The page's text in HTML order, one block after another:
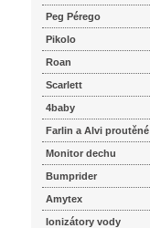
Peg Pérego
Pikolo
Roan
Scarlett
4baby
Farlin a Alvi
Monitor dechu
Bumprider
Amytex
Ionizátory vody